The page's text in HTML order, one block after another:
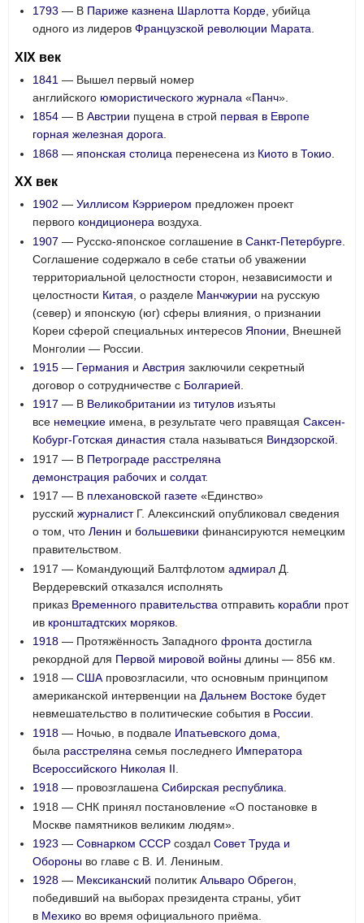
1793 — В Париже казнена Шарлотта Корде , убийца
одного из лидеровФранцузской революции Марата
XIX век
1841 — Вышел первый номер
английского юмористического журнала «Панч».
1854 — ВАвстрии пущена в строй первая в Европе
горная железная дорога
1868 —японская столица перенесена из Киото вТокио
XX век
1902 —Уиллисом Кэрриером предложен проект
первого кондиционера воздуха.
1907 — Русско-японское соглашение вСанкт-Петербурге
Соглашение содержало в себе статьи об уважении
территориальной целостности сторон, независимости и
целостности Китая , о разделе Манчжурии на русскую
(север) и японскую (юг) сферы влияния, о признании
Кореи сферой специальных интересов Японии , Внешней
Монголии — России.
1915 — Германия иАвстрия заключили секретный
договор о сотрудничестве с Болгарией
1917 — В Великобритании изтитулов изъяты
все немецкие имена, в результате чего правящаяСаксен-
Кобург-Готская династия стала называться Виндзорской.
1917 — В Петрограде расстреляна
демонстрация рабочих исолдат.
1917 — В плехановской газете «Единство»
русскийжурналистГ. Алексинский опубликовал сведения
о том, чтоЛенин ибольшевики финансируются немецким
правительством.
1917 — Командующий Балтфлотомадмирал Д.
Вердеревский отказался исполнять
приказ Временного правительства отправить корабли прот
ив кронштадтских моряков
1918 — Протяжённость Западногофронта достигла
рекордной для Первой мировой войны длины — 856 км.
1918 —СШАпровозгласили, что основным принципом
американской интервенции наДальнем Востоке будет
невмешательство в политические события в России.
1918 — Ночью, в подвале Ипатьевского дома
была расстреляна семья последнего Императора
Всероссийского Николая II
1918 — провозглашенаСибирская республика
1918 — СНК принял постановление «О постановке в
Москве памятников великим людям».
1923 —Совнарком СССР создалСовет Труда и
Обороны во главе с В. И. Лениным.
1928 — Мексиканский политикАльваро Обрегон,
победивший на выборах президента страны, убит
в Мехико во время официального приёма.